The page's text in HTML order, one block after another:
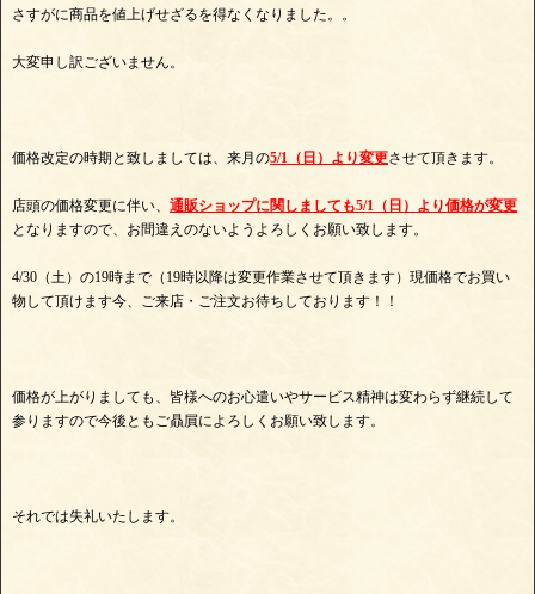
さすがに商品を値上げせざるを得なくなりました。。
大変申し訳ございません。
価格改定の時期と致しましては、来月の5/1（日）より変更させて頂きます。
店頭の価格変更に伴い、 通販ショップに関しましても5/1（日）より価格が変更
となりますので、お間違えのないようよろしくお願い致します。
4/30（土）の19時まで（19時以降は変更作業させて頂きます）現価格でお買い
物して頂けます今、ご来店・ご注文お待ちしております！！
価格が上がりましても、皆様へのお心遣いやサービス精神は変わらず継続して
参りますので今後ともご贔屓によろしくお願い致します。
それでは失礼いたします。